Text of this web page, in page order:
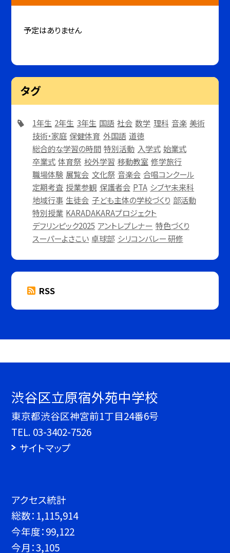
予定はありません
タグ
1年生 2年生 3年生 国語 社会 数学 理科 音楽 美術
技術・家庭 保健体育 外国語 道徳
総合的な学習の時間 特別活動 入学式 始業式
卒業式 体育祭 校外学習 移動教室 修学旅行
職場体験 展覧会 文化祭 音楽会 合唱コンクール
定期考査 授業参観 保護者会 PTA シブヤ未来科
地域行事 生徒会 子ども主体の学校づくり 部活動
特別授業 KARADAKARAプロジェクト
デフリンピック2025 アントレプレナー 特色づくり
スーパーよさこい 卓球部 シリコンバレー 研修
RSS
渋谷区立原宿外苑中学校
東京都渋谷区神宮前1丁目24番6号
TEL. 03-3402-7526
サイトマップ
アクセス統計
総数： 1,115,914
今年度：99,122
今月：3,105